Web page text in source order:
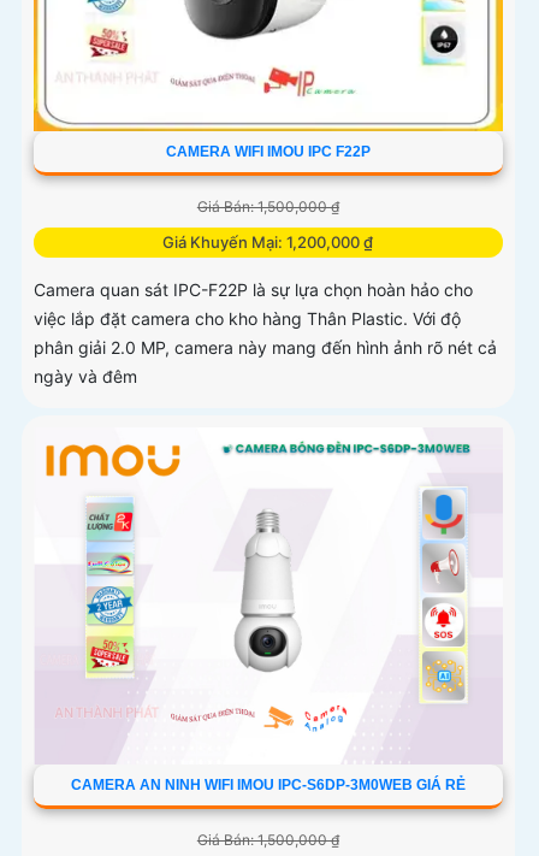
CAMERA WIFI IMOU IPC F22P
Giá Bán: 1,500,000 ₫
Giá Khuyến Mại: 1,200,000 ₫
Camera quan sát IPC-F22P là sự lựa chọn hoàn hảo cho
việc lắp đặt camera cho kho hàng Thân Plastic. Với độ
phân giải 2.0 MP, camera này mang đến hình ảnh rõ nét cả
ngày và đêm
CAMERA AN NINH WIFI IMOU IPC-S6DP-3M0WEB GIÁ RẺ
Giá Bán: 1,500,000 ₫